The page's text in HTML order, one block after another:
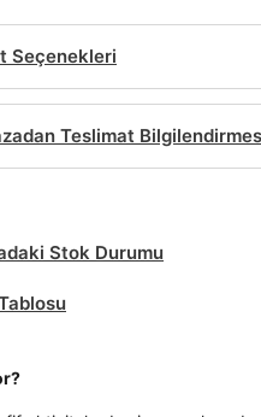
Seçenekleri
Teslimat
Stok Durumu